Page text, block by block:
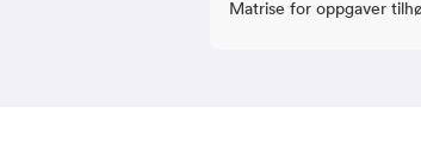
Matrise for oppgaver